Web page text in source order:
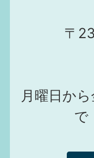
〒
月曜日か
で